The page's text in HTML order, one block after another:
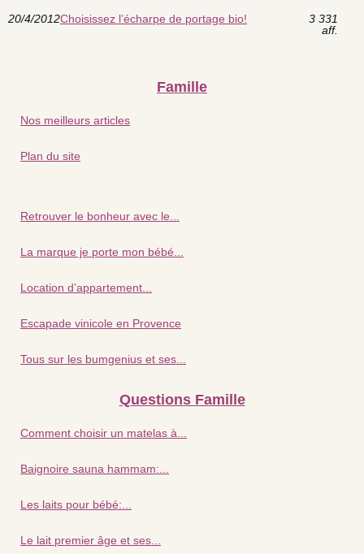
20/4/2012Choisissez l’écharpe de portage bio!
3 331
aff.
Famille
Nos meilleurs articles
Plan du site
Retrouver le bonheur avec le...
La marque je porte mon bébé...
Location d’appartement...
Escapade vinicole en Provence
Tous sur les bumgenius et ses...
Questions Famille
Comment choisir un matelas à...
Baignoire sauna hammam:...
Les laits pour bébé:...
Le lait premier âge et ses...